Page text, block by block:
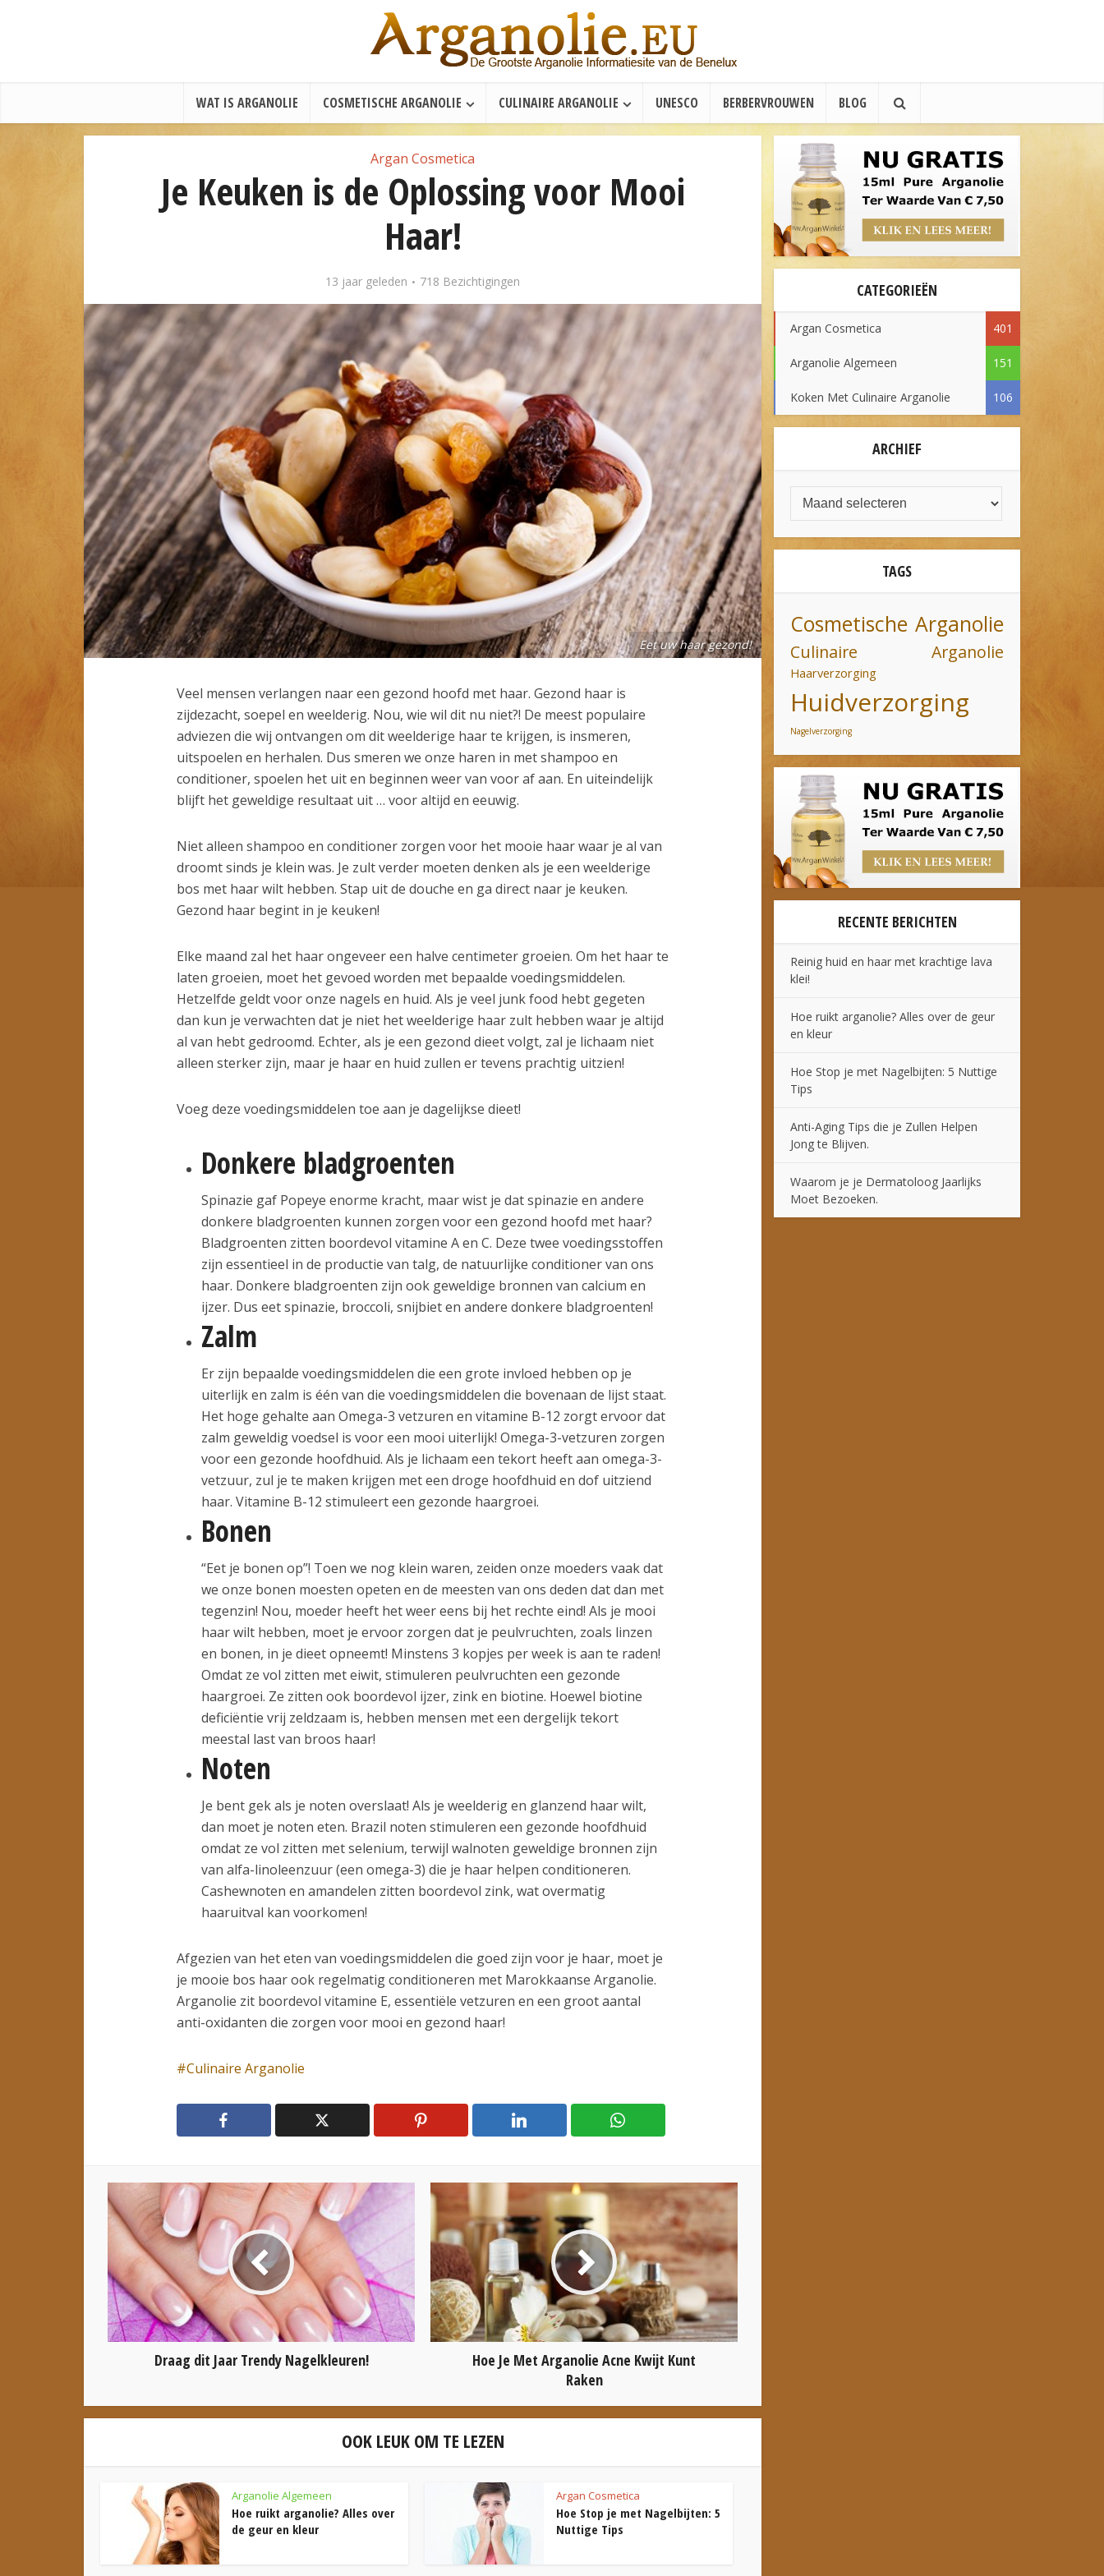
WAT IS ARGANOLIE COSMETISCHE ARGANOLIE CULINAIRE ARGANOLIE UNESCO BERBERVROUWEN BLOG
Argan Cosmetica
Je Keuken is de Oplossing voor Mooi
Haar!
13 jaar geleden 718 Bezichtigingen
Eet uw haar gezond!
Veel mensen verlangen naar een gezond hoofd met haar. Gezond haar is
zijdezacht, soepel en weelderig. Nou, wie wil dit nu niet?! De meest populaire
adviezen die wij ontvangen om dit weelderige haar te krijgen, is insmeren,
uitspoelen en herhalen. Dus smeren we onze haren in met shampoo en
conditioner, spoelen het uit en beginnen weer van voor af aan. En uiteindelijk
blijft het geweldige resultaat uit … voor altijd en eeuwig.
Niet alleen shampoo en conditioner zorgen voor het mooie haar waar je al van
droomt sinds je klein was. Je zult verder moeten denken als je een weelderige
bos met haar wilt hebben. Stap uit de douche en ga direct naar je keuken.
Gezond haar begint in je keuken!
Elke maand zal het haar ongeveer een halve centimeter groeien. Om het haar te
laten groeien, moet het gevoed worden met bepaalde voedingsmiddelen.
Hetzelfde geldt voor onze nagels en huid. Als je veel junk food hebt gegeten
dan kun je verwachten dat je niet het weelderige haar zult hebben waar je altijd
al van hebt gedroomd. Echter, als je een gezond dieet volgt, zal je lichaam niet
alleen sterker zijn, maar je haar en huid zullen er tevens prachtig uitzien!
Voeg deze voedingsmiddelen toe aan je dagelijkse dieet!
Donkere bladgroenten
Spinazie gaf Popeye enorme kracht, maar wist je dat spinazie en andere
donkere bladgroenten kunnen zorgen voor een gezond hoofd met haar?
Bladgroenten zitten boordevol vitamine A en C. Deze twee voedingsstoffen
zijn essentieel in de productie van talg, de natuurlijke conditioner van ons
haar. Donkere bladgroenten zijn ook geweldige bronnen van calcium en
ijzer. Dus eet spinazie, broccoli, snijbiet en andere donkere bladgroenten!
Zalm
Er zijn bepaalde voedingsmiddelen die een grote invloed hebben op je
uiterlijk en zalm is één van die voedingsmiddelen die bovenaan de lijst staat.
Het hoge gehalte aan Omega-3 vetzuren en vitamine B-12 zorgt ervoor dat
zalm geweldig voedsel is voor een mooi uiterlijk! Omega-3-vetzuren zorgen
voor een gezonde hoofdhuid. Als je lichaam een tekort heeft aan omega-3-
vetzuur, zul je te maken krijgen met een droge hoofdhuid en dof uitziend
haar. Vitamine B-12 stimuleert een gezonde haargroei.
Bonen
“Eet je bonen op”! Toen we nog klein waren, zeiden onze moeders vaak dat
we onze bonen moesten opeten en de meesten van ons deden dat dan met
tegenzin! Nou, moeder heeft het weer eens bij het rechte eind! Als je mooi
haar wilt hebben, moet je ervoor zorgen dat je peulvruchten, zoals linzen
en bonen, in je dieet opneemt! Minstens 3 kopjes per week is aan te raden!
Omdat ze vol zitten met eiwit, stimuleren peulvruchten een gezonde
haargroei. Ze zitten ook boordevol ijzer, zink en biotine. Hoewel biotine
deficiëntie vrij zeldzaam is, hebben mensen met een dergelijk tekort
meestal last van broos haar!
Noten
Je bent gek als je noten overslaat! Als je weelderig en glanzend haar wilt,
dan moet je noten eten. Brazil noten stimuleren een gezonde hoofdhuid
omdat ze vol zitten met selenium, terwijl walnoten geweldige bronnen zijn
van alfa-linoleenzuur (een omega-3) die je haar helpen conditioneren.
Cashewnoten en amandelen zitten boordevol zink, wat overmatig
haaruitval kan voorkomen!
Afgezien van het eten van voedingsmiddelen die goed zijn voor je haar, moet je
je mooie bos haar ook regelmatig conditioneren met Marokkaanse Arganolie.
Arganolie zit boordevol vitamine E, ​​essentiële vetzuren en een groot aantal
anti-oxidanten die zorgen voor mooi en gezond haar!
Culinaire Arganolie
Draag dit Jaar Trendy Nagelkleuren!
Hoe Je Met Arganolie Acne Kwijt Kunt
Raken
OOK LEUK OM TE LEZEN
Arganolie Algemeen
Hoe ruikt arganolie? Alles over
de geur en kleur
Argan Cosmetica
Hoe Stop je met Nagelbijten: 5
Nuttige Tips
CATEGORIEËN
Argan Cosmetica 401
Arganolie Algemeen 151
Koken Met Culinaire Arganolie 106
ARCHIEF
TAGS
Cosmetische Arganolie
Culinaire Arganolie
Haarverzorging
Huidverzorging
Nagelverzorging
RECENTE BERICHTEN
Reinig huid en haar met krachtige lava
klei!
Hoe ruikt arganolie? Alles over de geur
en kleur
Hoe Stop je met Nagelbijten: 5 Nuttige
Tips
Anti-Aging Tips die je Zullen Helpen
Jong te Blijven.
Waarom je je Dermatoloog Jaarlijks
Moet Bezoeken.